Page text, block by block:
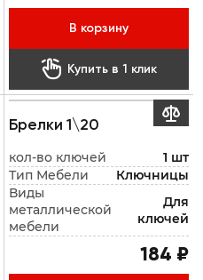
В корзину
 Купить в 1 клик
Брелки 1\20
кол-во ключей
1 шт
Тип Мебели
Ключницы
Виды
металлической
мебели
Для
ключей
184 ₽
